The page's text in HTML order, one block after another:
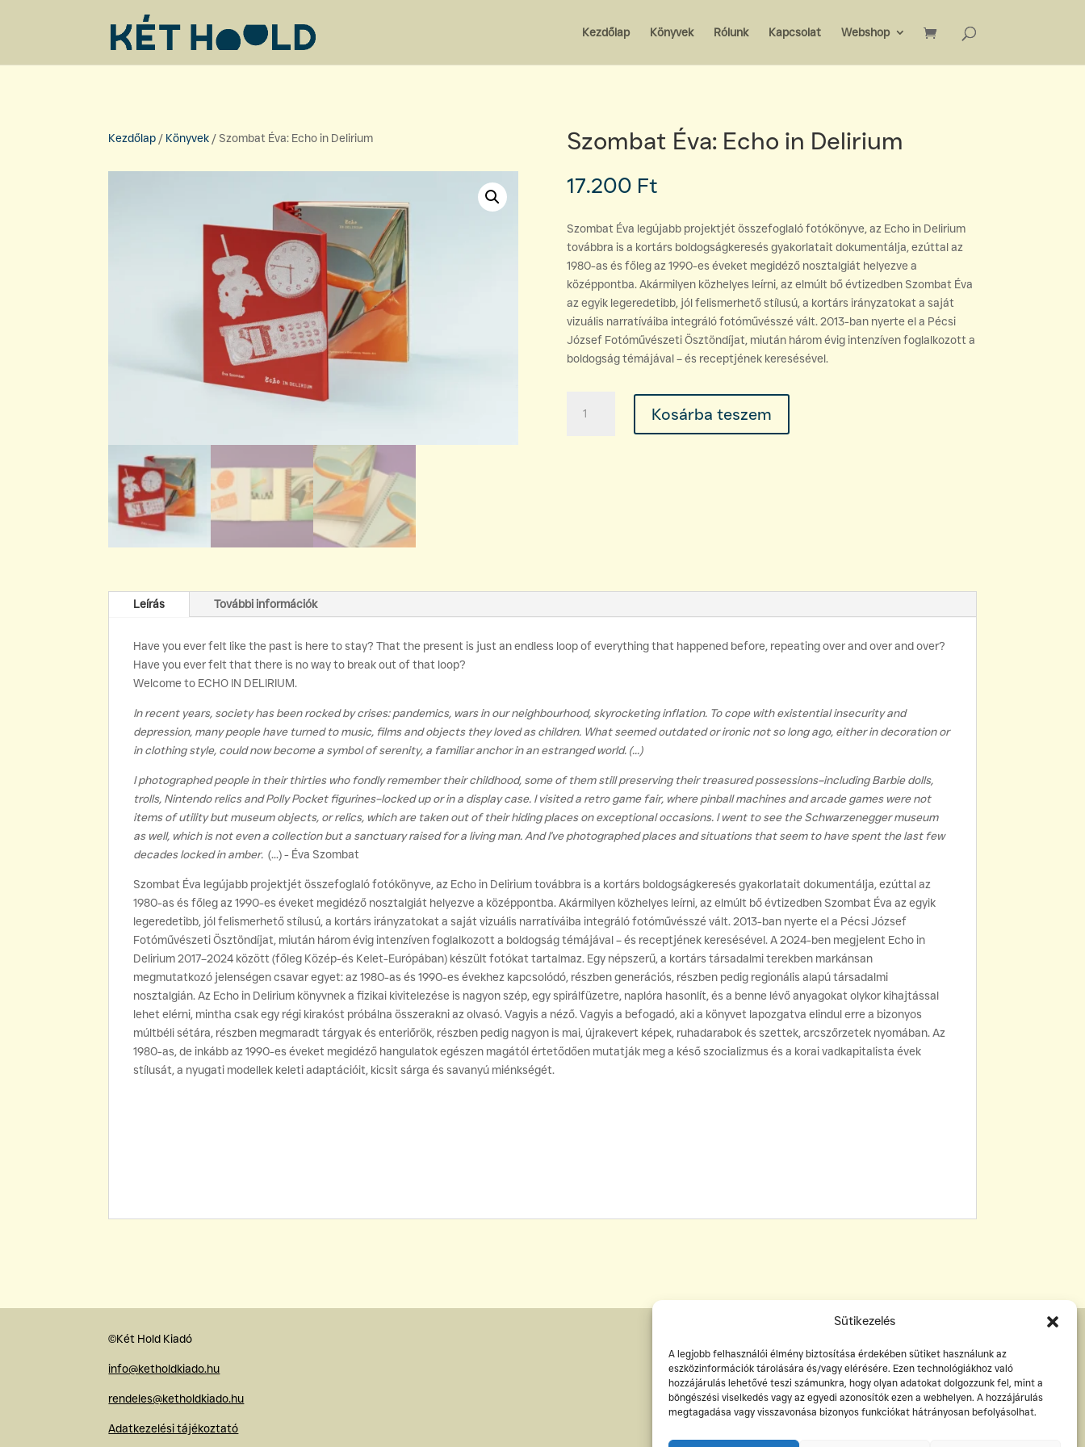
Sütikezelés
A legjobb felhasználói élmény biztosítása érdekében sütiket használunk az
eszközinformációk tárolására és/vagy elérésére. Ezen technológiákhoz való
hozzájárulás lehetővé teszi számunkra, hogy olyan adatokat dolgozzunk fel, mint a
böngészési viselkedés vagy az egyedi azonosítók ezen a webhelyen. A hozzájárulás
megtagadása vagy visszavonása bizonyos funkciókat hátrányosan befolyásolhat.
Kezdőlap Könyvek Rólunk Kapcsolat Webshop
Kezdőlap / Könyvek / Szombat Éva: Echo in Delirium Szombat Éva: Echo in Delirium
17.200 Ft
Szombat Éva legújabb projektjét összefoglaló fotókönyve, az Echo in Delirium
továbbra is a kortárs boldogságkeresés gyakorlatait dokumentálja, ezúttal az
1980-as és főleg az 1990-es éveket megidéző nosztalgiát helyezve a
középpontba. Akármilyen közhelyes leírni, az elmúlt bő évtizedben Szombat Éva
az egyik legeredetibb, jól felismerhető stílusú, a kortárs irányzatokat a saját
vizuális narratíváiba integráló fotóművésszé vált. 2013-ban nyerte el a Pécsi
József Fotóművészeti Ösztöndíjat, miután három évig intenzíven foglalkozott a
boldogság témájával – és receptjének keresésével.
Éva:
Kosárba teszem
Leírás További információk
Have you ever felt like the past is here to stay? That the present is just an endless loop of everything that happened before, repeating over and over and over?
Have you ever felt that there is no way to break out of that loop?
Welcome to ECHO IN DELIRIUM.
In recent years, society has been rocked by crises: pandemics, wars in our neighbourhood, skyrocketing inflation. To cope with existential insecurity and
depression, many people have turned to music, films and objects they loved as children. What seemed outdated or ironic not so long ago, either in decoration or
in clothing style, could now become a symbol of serenity, a familiar anchor in an estranged world. (...)
I photographed people in their thirties who fondly remember their childhood, some of them still preserving their treasured possessions–including Barbie dolls,
trolls, Nintendo relics and Polly Pocket figurines–locked up or in a display case. I visited a retro game fair, where pinball machines and arcade games were not
items of utility but museum objects, or relics, which are taken out of their hiding places on exceptional occasions. I went to see the Schwarzenegger museum
as well, which is not even a collection but a sanctuary raised for a living man. And I've photographed places and situations that seem to have spent the last few
decades locked in amber. (...) - Éva Szombat
Szombat Éva legújabb projektjét összefoglaló fotókönyve, az Echo in Delirium továbbra is a kortárs boldogságkeresés gyakorlatait dokumentálja, ezúttal az
1980-as és főleg az 1990-es éveket megidéző nosztalgiát helyezve a középpontba. Akármilyen közhelyes leírni, az elmúlt bő évtizedben Szombat Éva az egyik
legeredetibb, jól felismerhető stílusú, a kortárs irányzatokat a saját vizuális narratíváiba integráló fotóművésszé vált. 2013-ban nyerte el a Pécsi József
Fotóművészeti Ösztöndíjat, miután három évig intenzíven foglalkozott a boldogság témájával – és receptjének keresésével. A 2024-ben megjelent Echo in
Delirium 2017–2024 között (főleg Közép-és Kelet-Európában) készült fotókat tartalmaz. Egy népszerű, a kortárs társadalmi terekben markánsan
megmutatkozó jelenségen csavar egyet: az 1980-as és 1990-es évekhez kapcsolódó, részben generációs, részben pedig regionális alapú társadalmi
nosztalgián. Az Echo in Delirium könyvnek a fizikai kivitelezése is nagyon szép, egy spirálfüzetre, naplóra hasonlít, és a benne lévő anyagokat olykor kihajtással
lehet elérni, mintha csak egy régi kirakóst próbálna összerakni az olvasó. Vagyis a néző. Vagyis a befogadó, aki a könyvet lapozgatva elindul erre a bizonyos
múltbéli sétára, részben megmaradt tárgyak és enteriőrök, részben pedig nagyon is mai, újrakevert képek, ruhadarabok és szettek, arcszőrzetek nyomában. Az
1980-as, de inkább az 1990-es éveket megidéző hangulatok egészen magától értetődően mutatják meg a késő szocializmus és a korai vadkapitalista évek
stílusát, a nyugati modellek keleti adaptációit, kicsit sárga és savanyú miénkségét.
©Két Hold Kiadó
info@ketholdkiado.hu
rendeles@ketholdkiado.hu
Adatkezelési tájékoztató